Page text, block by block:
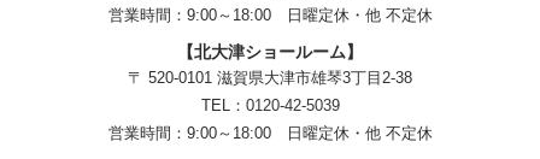
営業時間：9:00～18:00
日曜定休・他 不定休
【北大津ショールーム】
〒 520-0101 滋賀県大津市雄琴3丁目2-38
TEL： 0120-42-5039
営業時間：9:00～18:00
日曜定休・他 不定休